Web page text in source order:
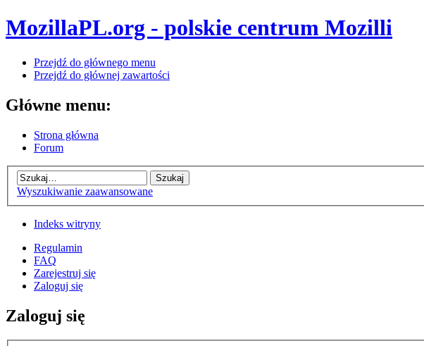
MozillaPL.org - polskie centrum Mozilli
Przejdź do głównego menu
Przejdź do głównej zawartości
Główne menu:
Strona główna
Forum
Wyszukiwanie zaawansowane
Indeks witryny
Regulamin
FAQ
Zarejestruj się
Zaloguj się
Zaloguj się